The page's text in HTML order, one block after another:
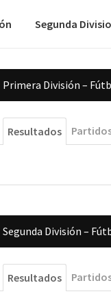
Segunda
Primera División –
Resultados
Segunda División –
Resultados